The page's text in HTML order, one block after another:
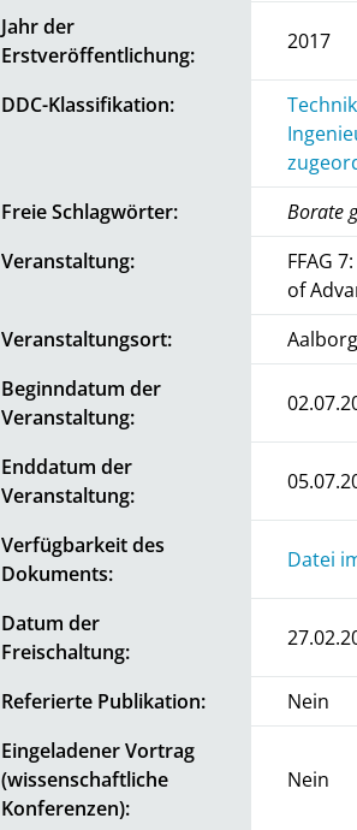
Jahr der
Erstveröffentlichung:
2017
DDC-Klassifikation:
Freie Schlagwörter:
Borate
Veranstaltung:
FFAG
of
Veranstaltungsort:
Beginndatum der
Veranstaltung:
Enddatum der
Veranstaltung:
Verfügbarkeit des
Dokuments:
Datei
Datum der
Freischaltung:
Referierte Publikation:
Nein
Eingeladener Vortrag
(wissenschaftliche
Konferenzen):
Nein